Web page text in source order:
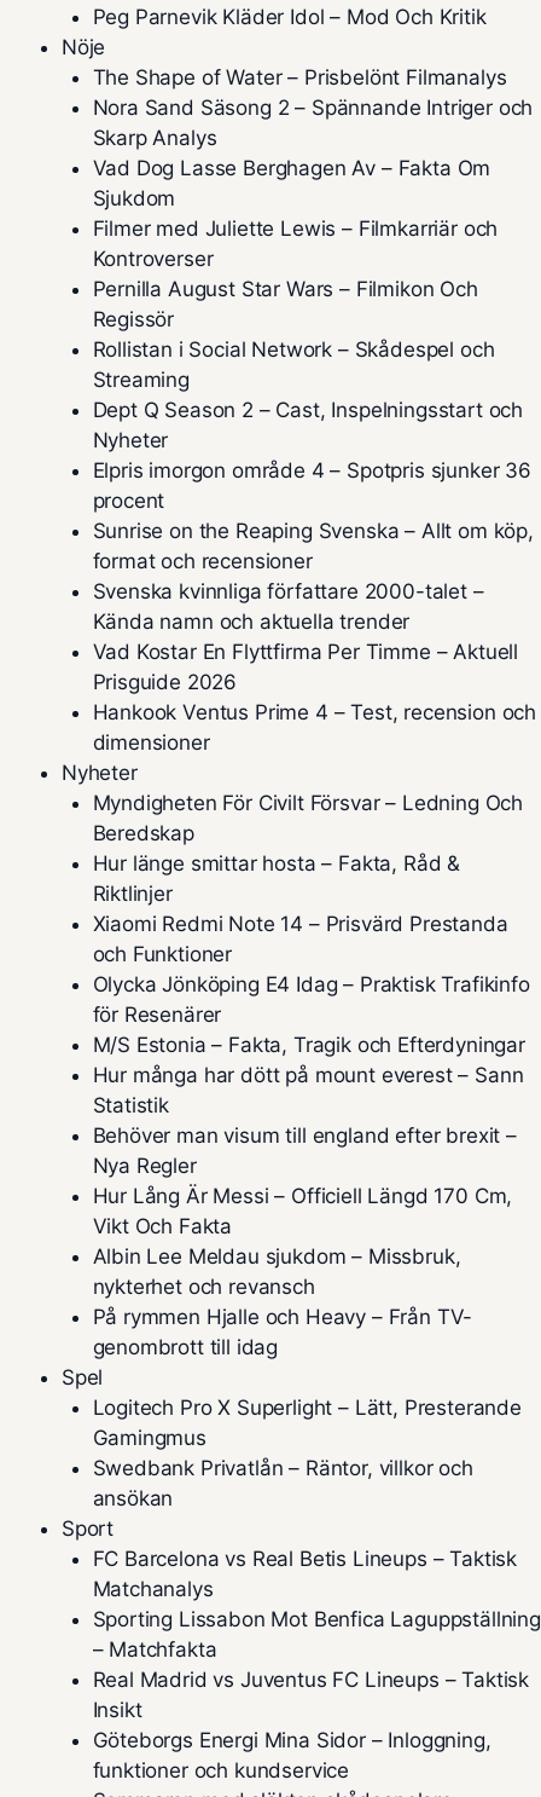
Peg Parnevik Kläder Idol – Mod Och Kritik
Nöje
The Shape of Water – Prisbelönt Filmanalys
Nora Sand Säsong 2 – Spännande Intriger och
Skarp Analys
Vad Dog Lasse Berghagen Av – Fakta Om
Sjukdom
Filmer med Juliette Lewis – Filmkarriär och
Kontroverser
Pernilla August Star Wars – Filmikon Och
Regissör
Rollistan i Social Network – Skådespel och
Streaming
Dept Q Season 2 – Cast, Inspelningsstart och
Nyheter
Elpris imorgon område 4 – Spotpris sjunker 36
procent
Sunrise on the Reaping Svenska – Allt om köp,
format och recensioner
Svenska kvinnliga författare 2000-talet –
Kända namn och aktuella trender
Vad Kostar En Flyttfirma Per Timme – Aktuell
Prisguide 2026
Hankook Ventus Prime 4 – Test, recension och
dimensioner
Nyheter
Myndigheten För Civilt Försvar – Ledning Och
Beredskap
Hur länge smittar hosta – Fakta, Råd &
Riktlinjer
Xiaomi Redmi Note 14 – Prisvärd Prestanda
och Funktioner
Olycka Jönköping E4 Idag – Praktisk Trafikinfo
för Resenärer
M/S Estonia – Fakta, Tragik och Efterdyningar
Hur många har dött på mount everest – Sann
Statistik
Behöver man visum till england efter brexit –
Nya Regler
Hur Lång Är Messi – Officiell Längd 170 Cm,
Vikt Och Fakta
Albin Lee Meldau sjukdom – Missbruk,
nykterhet och revansch
På rymmen Hjalle och Heavy – Från TV-
genombrott till idag
Spel
Logitech Pro X Superlight – Lätt, Presterande
Gamingmus
Swedbank Privatlån – Räntor, villkor och
ansökan
Sport
FC Barcelona vs Real Betis Lineups – Taktisk
Matchanalys
Sporting Lissabon Mot Benfica Laguppställning
– Matchfakta
Real Madrid vs Juventus FC Lineups – Taktisk
Insikt
Göteborgs Energi Mina Sidor – Inloggning,
funktioner och kundservice